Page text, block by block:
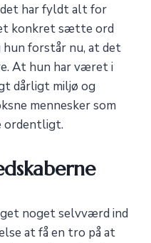
har fyldt alt for
konkret sætte ord
hun forstår nu, at det
At hun har været i
dårligt miljø og
mennesker som
ordentligt.
noget selvværd ind
at få en tro på at